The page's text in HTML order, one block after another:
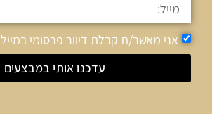
אני מאשר/ת קבלת דיוור פרסומי במייל
עדכנו אותי במבצעים